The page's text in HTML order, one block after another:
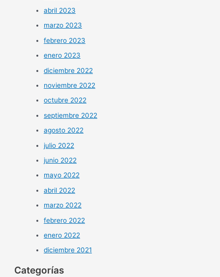
abril 2023
marzo 2023
febrero 2023
enero 2023
diciembre 2022
noviembre 2022
octubre 2022
septiembre 2022
agosto 2022
julio 2022
junio 2022
mayo 2022
abril 2022
marzo 2022
febrero 2022
enero 2022
diciembre 2021
Categorías